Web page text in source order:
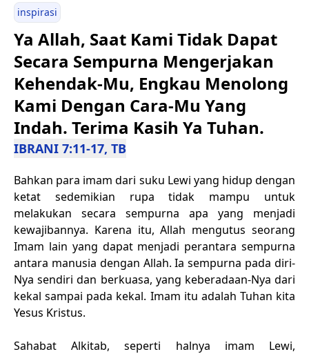
inspirasi
Ya Allah, Saat Kami Tidak Dapat
Secara Sempurna Mengerjakan
Kehendak-Mu, Engkau Menolong
Kami Dengan Cara-Mu Yang
Indah. Terima Kasih Ya Tuhan.
IBRANI 7:11-17, TB
Bahkan para imam dari suku Lewi yang hidup dengan
ketat sedemikian rupa tidak mampu untuk
melakukan secara sempurna apa yang menjadi
kewajibannya. Karena itu, Allah mengutus seorang
Imam lain yang dapat menjadi perantara sempurna
antara manusia dengan Allah. Ia sempurna pada diri-
Nya sendiri dan berkuasa, yang keberadaan-Nya dari
kekal sampai pada kekal. Imam itu adalah Tuhan kita
Yesus Kristus.
Sahabat Alkitab, seperti halnya imam Lewi,